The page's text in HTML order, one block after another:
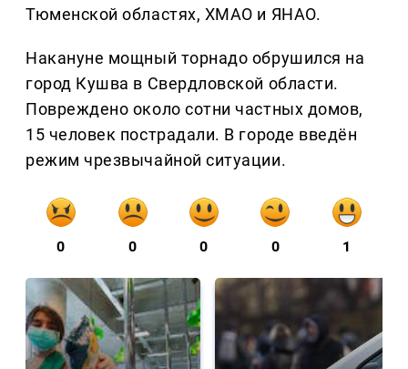
Тюменской областях, ХМАО и ЯНАО.
Накануне мощный торнадо обрушился на
город Кушва в Свердловской области.
Повреждено около сотни частных домов,
15 человек пострадали. В городе введён
режим чрезвычайной ситуации.
0 0 0 0 1